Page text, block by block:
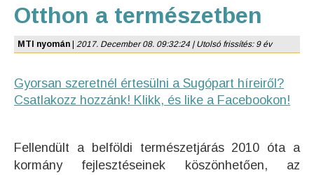
Otthon a természetben
MTI nyomán 2017. December 08. 09:32:24 | Utolsó frissítés: 9 év
Gyorsan szeretnél értesülni a Sugópart híreiről?
Csatlakozz hozzánk! Klikk, és like a Facebookon!
Fellendült a belföldi természetjárás 2010 óta a
kormány fejlesztéseinek köszönhetően, az